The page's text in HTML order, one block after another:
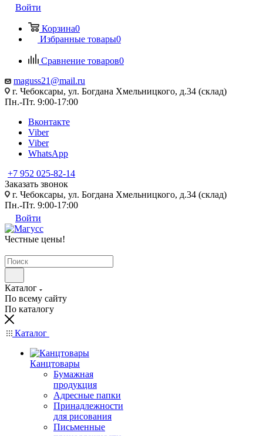
Войти
Корзина0
Избранные товары0
Сравнение товаров0
maguss21@mail.ru
г. Чебоксары, ул. Богдана Хмельницкого, д.34 (склад)
Пн.-Пт. 9:00-17:00
Вконтакте
Viber
Viber
WhatsApp
+7 952 025-82-14
Заказать звонок
г. Чебоксары, ул. Богдана Хмельницкого, д.34 (склад)
Пн.-Пт. 9:00-17:00
Войти
Честные цены!
Каталог
По всему сайту
По каталогу
Каталог
Канцтовары
Бумажная
продукция
Адресные папки
Принадлежности
для рисования
Письменные